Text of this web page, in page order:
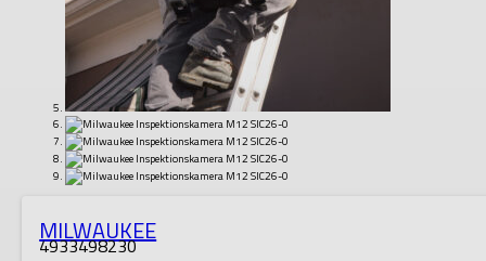
MILWAUKEE
4933498230